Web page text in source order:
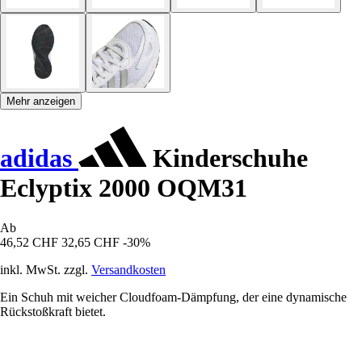
Mehr anzeigen
adidas
Kinderschuhe
Eclyptix 2000 OQM31
Ab
46,52 CHF 32,65 CHF -30%
inkl. MwSt. zzgl. Versandkosten
Ein Schuh mit weicher Cloudfoam-Dämpfung, der eine dynamische
Rückstoßkraft bietet.